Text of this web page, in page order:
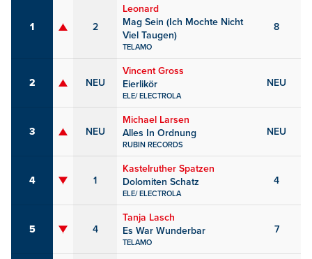
1 2
Leonard
Mag Sein (Ich Mochte Nicht
Viel Taugen)
TELAMO
8
2 NEU
Vincent Gross
Eierlikör
ELE/ ELECTROLA
NEU
3 NEU
Michael Larsen
Alles In Ordnung
RUBIN RECORDS
NEU
4 1
Kastelruther Spatzen
Dolomiten Schatz
ELE/ ELECTROLA
4
5 4
Tanja Lasch
Es War Wunderbar
TELAMO
7